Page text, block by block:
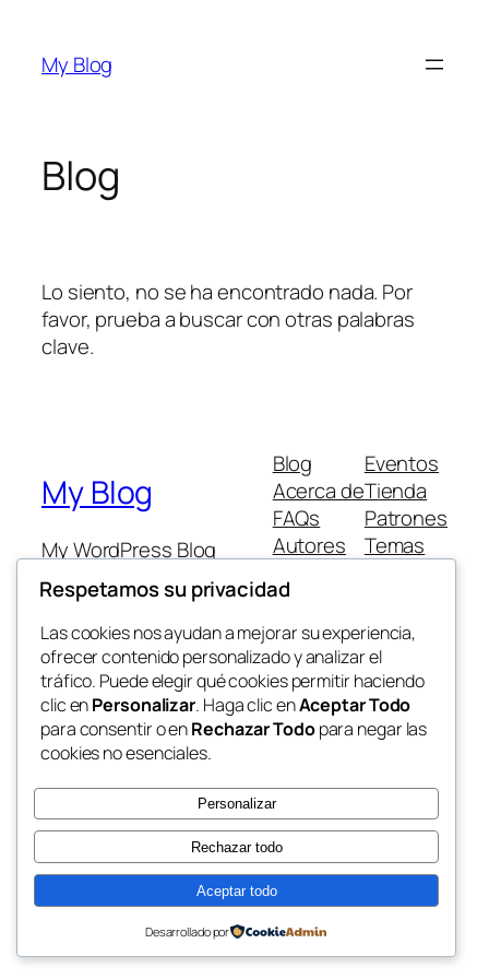
contenido
My Blog
Blog
Lo siento, no se ha encontrado nada. Por
favor, prueba a buscar con otras palabras
clave.
My Blog
My WordPress Blog
Blog
Acerca de
FAQs
Autores
Eventos
Tienda
Patrones
Temas
Twenty Twenty-Five Diseñado conWordPress
Respetamos su privacidad
Las cookies nos ayudan a mejorar su experiencia,
ofrecer contenido personalizado y analizar el
tráfico. Puede elegir qué cookies permitir haciendo
clic enPersonalizar. Haga clic enAceptar Todo
para consentir o enRechazar Todopara negar las
cookies no esenciales.
Personalizar
Rechazar todo
Aceptar todo
Desarrollado por